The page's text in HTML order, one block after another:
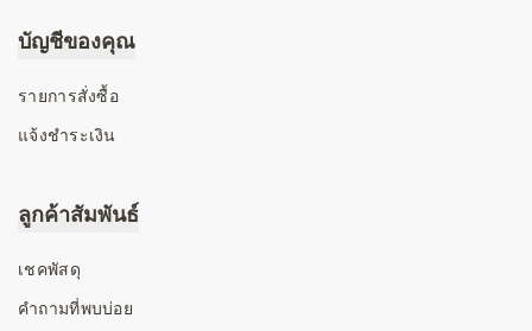
บัญชีของคุณ
รายการสั่งซื้อ
แจ้งชำระเงิน
ลูกค้าสัมพันธ์
เชคพัสดุ
คำถามที่พบบ่อย